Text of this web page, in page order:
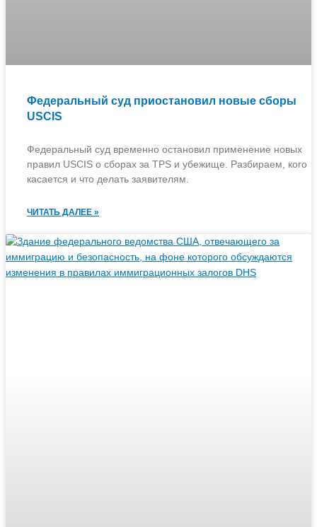
Федеральный суд приостановил новые сборы
USCIS
Федеральный суд временно остановил применение новых
правил USCIS о сборах за TPS и убежище. Разбираем, кого
касается и что делать заявителям.
ЧИТАТЬ ДАЛЕЕ »